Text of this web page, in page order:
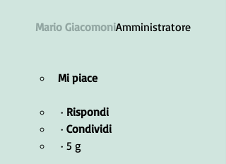
Mario GiacomoniAmministratore
Mi piace
· Rispondi
· Condividi
· 5 g